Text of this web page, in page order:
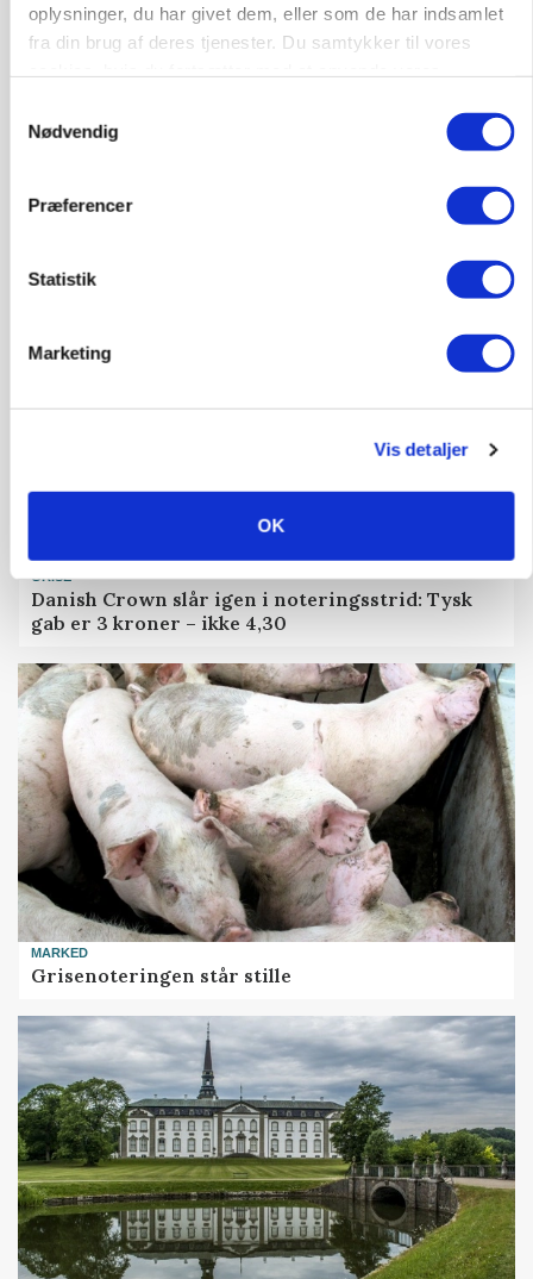
oplysninger, du har givet dem, eller som de har indsamlet
fra din brug af deres tjenester. Du samtykker til vores
Nødvendig
Præferencer
Statistik
Marketing
Vis detaljer
OK
MASKINER
Forserie til selvkørende skårlægger afprøves i år
ARRANGEMENT
GRISE
Danish Crown slår igen i noteringsstrid: Tysk
gab er 3 kroner – ikke 4,30
MARKED
Grisenoteringen står stille